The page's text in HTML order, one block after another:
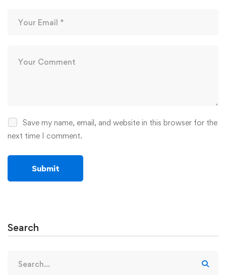
Save my name, email, and website in this browser for the
next time I comment.
Search
for: